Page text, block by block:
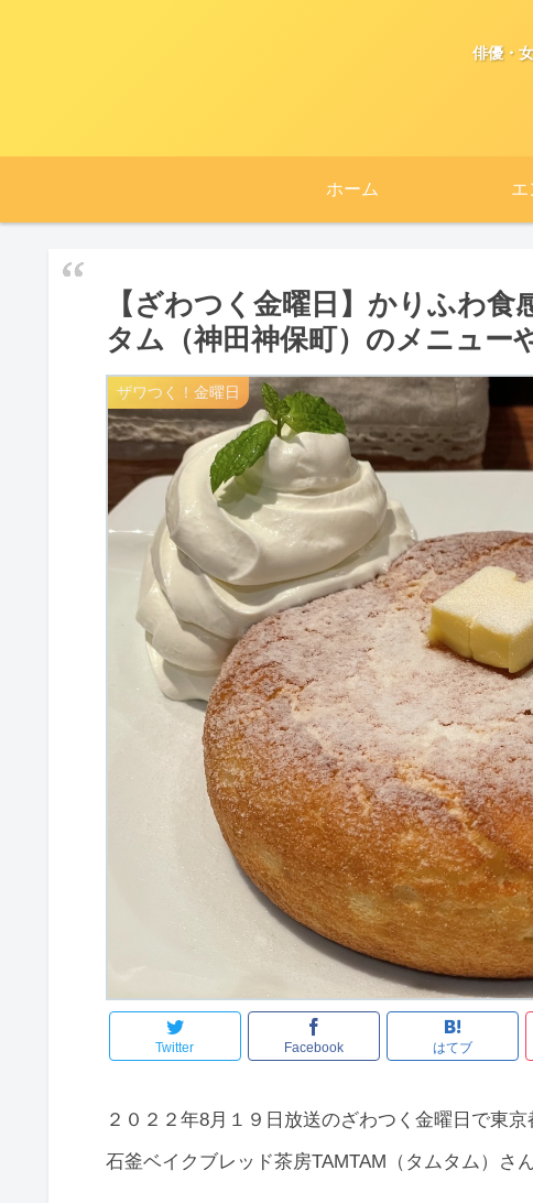
俳優・
ホーム エ
【ざわつく金曜日】かりふわ
タム（神田神保町）のメニュー
ザワつく！金曜日
Twitter Facebook はてブ
２０２２年8月１９日放送のざわつく金曜日で東
石釜ベイクブレッド茶房TAMTAM（タムタム）さ